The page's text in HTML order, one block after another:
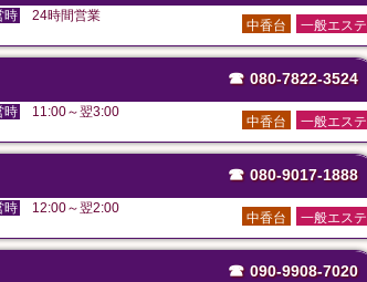
時 24時間営業
一般エステ
中香台
☎ 080-7822-3524
時 11:00～翌3:00
一般エステ
中香台
☎ 080-9017-1888
時 12:00～翌2:00
一般エステ
中香台
☎ 090-9908-7020